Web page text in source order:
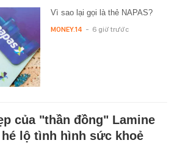
Vì sao lại gọi là thẻ NAPAS?
MONEY.14 - 6 giờ trước
của "thần đồng" Lamine
lộ tình hình sức khoẻ